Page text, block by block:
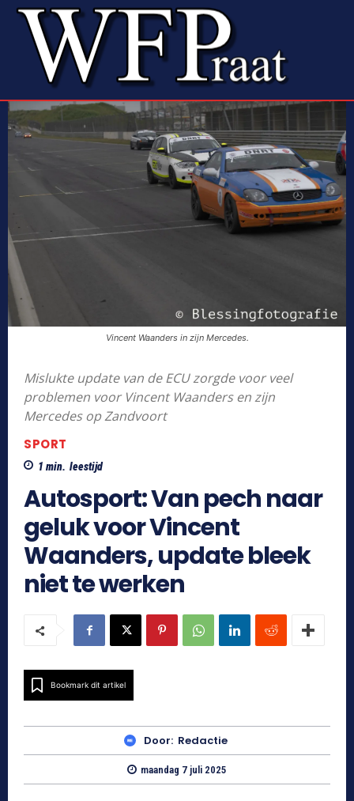
Vincent Waanders in zijn Mercedes.
Mislukte update van de ECU zorgde voor veel
problemen voor Vincent Waanders en zijn
Mercedes op Zandvoort
SPORT
1 min. leestijd
Autosport: Van pech naar
geluk voor Vincent
Waanders, update bleek
niet te werken
Bookmark dit artikel
Door: Redactie
maandag 7 juli 2025